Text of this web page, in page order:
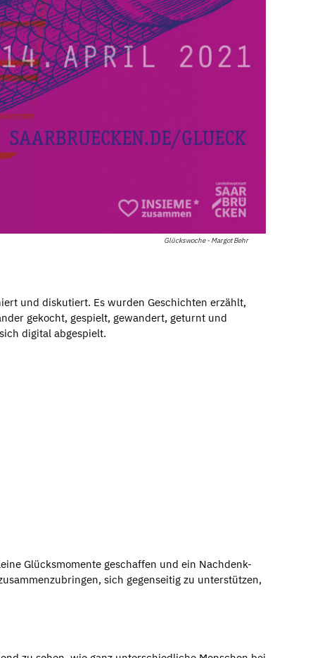
Glückswoche - Margot Behr
und diskutiert. Es wurden Geschichten erzählt,
gekocht, gespielt, gewandert, geturnt und
digital abgespielt.
Glücksmomente geschaffen und ein Nachdenk-
sich gegenseitig zu unterstützen,